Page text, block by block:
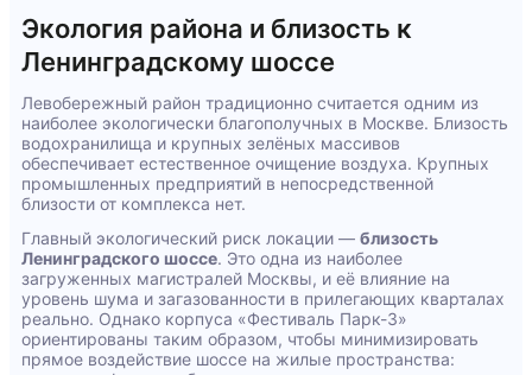
Экология района и близость к
Ленинградскому шоссе
Левобережный район традиционно считается одним из
наиболее экологически благополучных в Москве. Близость
водохранилища и крупных зелёных массивов
обеспечивает естественное очищение воздуха. Крупных
промышленных предприятий в непосредственной
близости от комплекса нет.
Главный экологический риск локации — близость
Ленинградского шоссе. Это одна из наиболее
загруженных магистралей Москвы, и её влияние на
уровень шума и загазованности в прилегающих кварталах
реально. Однако корпуса «Фестиваль Парк-3»
ориентированы таким образом, чтобы минимизировать
прямое воздействие шоссе на жилые пространства: